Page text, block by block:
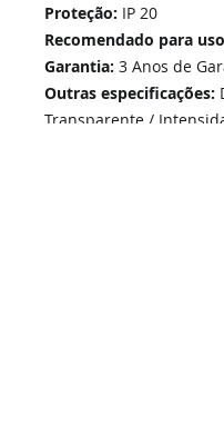
Proteção: IP 20
Recomendado para
Garantia: 3 Anos de
Outras especificações:
Transparente /